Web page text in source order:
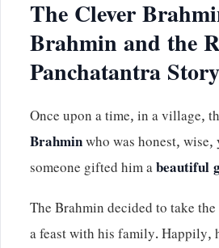
The Clever
Brahmin and the
Panchatantra
Once upon a time, in a village,
Brahminwho was honest, wise,
someone gifted him abeautiful
The Brahmin decided to take
a feast with his family. Happily,